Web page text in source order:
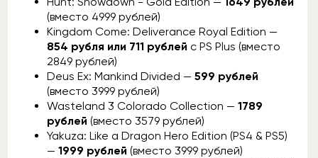
(вместо 4999 рублей)
Kingdom Come: Deliverance Royal Edition —
854 рубля или 711 рублей с PS Plus (вместо
2849 рублей)
Deus Ex: Mankind Divided — 599 рублей
(вместо 3999 рублей)
Wasteland 3 Colorado Collection — 1789
рублей (вместо 3579 рублей)
Yakuza: Like a Dragon Hero Edition (PS4 & PS5)
— 1999 рублей (вместо 3999 рублей)